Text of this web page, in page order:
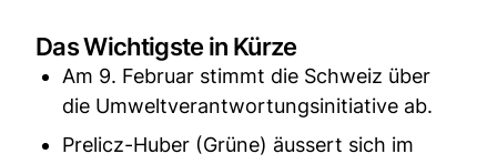
Das Wichtigste in Kürze
Am 9. Februar stimmt die Schweiz über
die Umweltverantwortungsinitiative ab.
Prelicz-Huber (Grüne) äussert sich im